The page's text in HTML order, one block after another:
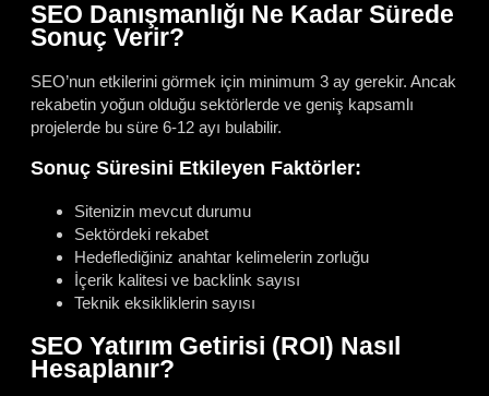
SEO Danışmanlığı Ne Kadar Sürede
Sonuç Verir?
SEO’nun etkilerini görmek için minimum 3 ay gerekir. Ancak
rekabetin yoğun olduğu sektörlerde ve geniş kapsamlı
projelerde bu süre 6-12 ayı bulabilir.
Sonuç Süresini Etkileyen Faktörler:
Sitenizin mevcut durumu
Sektördeki rekabet
Hedeflediğiniz anahtar kelimelerin zorluğu
İçerik kalitesi ve backlink sayısı
Teknik eksikliklerin sayısı
SEO Yatırım Getirisi (ROI) Nasıl
Hesaplanır?